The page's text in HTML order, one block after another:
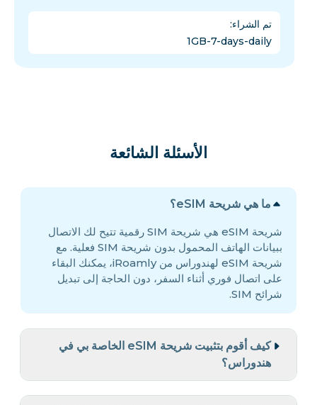
تم الشراء:
1GB-7-days-daily
الأسئلة الشائعة
ما هي شريحة eSIM؟
شريحة eSIM هي شريحة SIM رقمية تتيح لك الاتصال
ببيانات الهاتف المحمول بدون شريحة SIM فعلية. مع
شريحة eSIM لهندوراس من iRoamly، يمكنك البقاء
على اتصال فوري أثناء السفر، دون الحاجة إلى تبديل
شرائح SIM.
كيف أقوم بتثبيت شريحة eSIM الخاصة بي في
هندوراس؟